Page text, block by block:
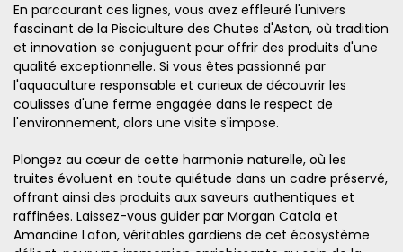
En parcourant ces lignes, vous avez effleuré l'univers
fascinant de la Pisciculture des Chutes d'Aston, où tradition
et innovation se conjuguent pour offrir des produits d'une
qualité exceptionnelle. Si vous êtes passionné par
l'aquaculture responsable et curieux de découvrir les
coulisses d'une ferme engagée dans le respect de
l'environnement, alors une visite s'impose.
Plongez au cœur de cette harmonie naturelle, où les
truites évoluent en toute quiétude dans un cadre préservé,
offrant ainsi des produits aux saveurs authentiques et
raffinées. Laissez-vous guider par Morgan Catala et
Amandine Lafon, véritables gardiens de cet écosystème